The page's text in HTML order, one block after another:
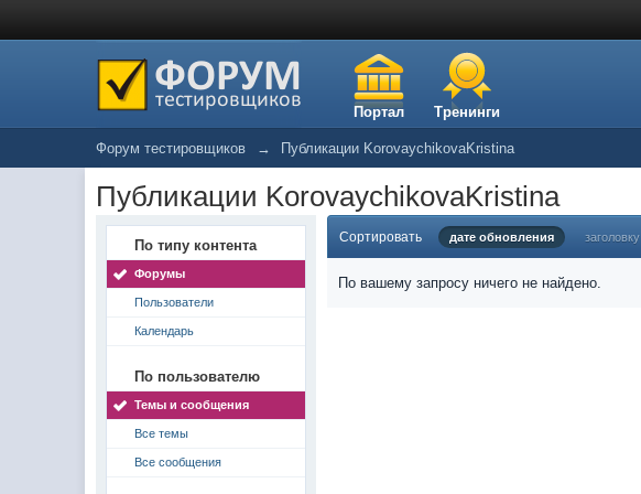
Портал Тренинги
Форум тестировщиков → Публикации KorovaychikovaKristina
Публикации KorovaychikovaKristina
По типу контента
Форумы
Пользователи
Календарь
По пользователю
Темы и сообщения
Все темы
Все сообщения
Сортировать дате обновления заголовку
По вашему запросу ничего не найдено.